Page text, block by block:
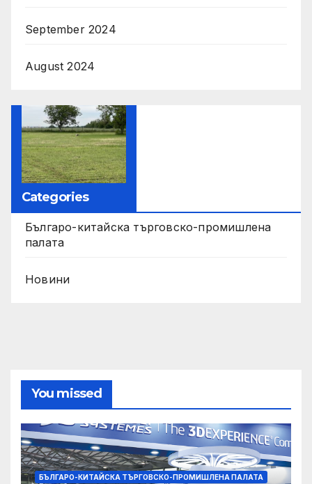
September 2024
August 2024
Categories
Българо-китайска търговско-промишлена
палата
Новини
You missed
БЪЛГАРО-КИТАЙСКА ТЪРГОВСКО-ПРОМИШЛЕНА ПАЛАТА